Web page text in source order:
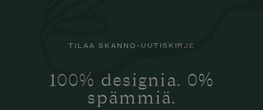
TILAA SKANNO-UUTISKIRJE
100% designia. 0%
spämmiä.